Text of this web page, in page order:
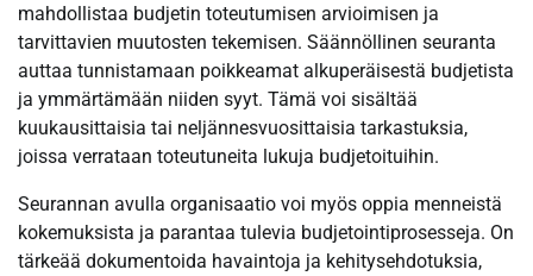
mahdollistaa budjetin toteutumisen arvioimisen ja
tarvittavien muutosten tekemisen. Säännöllinen seuranta
auttaa tunnistamaan poikkeamat alkuperäisestä budjetista
ja ymmärtämään niiden syyt. Tämä voi sisältää
kuukausittaisia tai neljännesvuosittaisia tarkastuksia,
joissa verrataan toteutuneita lukuja budjetoituihin.
Seurannan avulla organisaatio voi myös oppia menneistä
kokemuksista ja parantaa tulevia budjetointiprosesseja. On
tärkeää dokumentoida havaintoja ja kehitysehdotuksia,